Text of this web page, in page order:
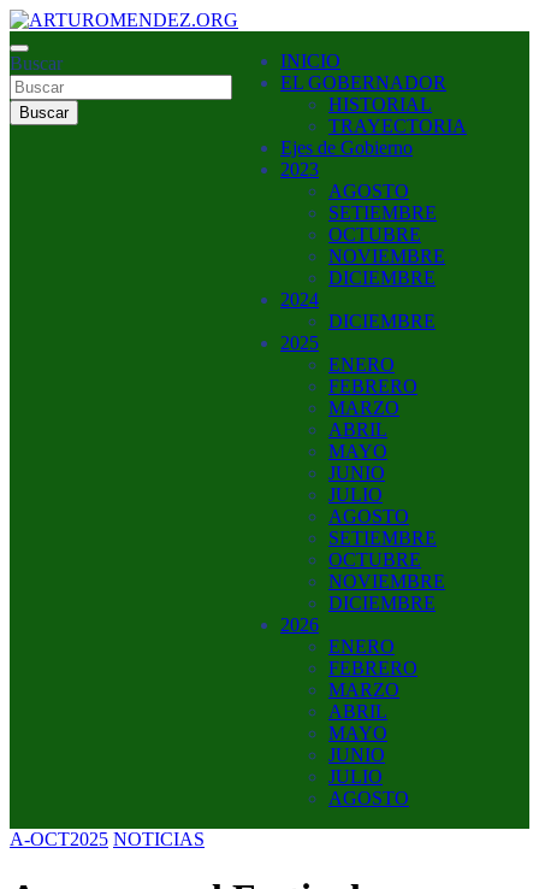
Saltar
al
contenido
ARTUROMENDEZ.ORG
ARTURO MENDEZ GOBERNADOR 2023
Buscar
Buscar
INICIO
EL GOBERNADOR
HISTORIAL
TRAYECTORIA
Ejes de Gobierno
2023
AGOSTO
SETIEMBRE
OCTUBRE
NOVIEMBRE
DICIEMBRE
2024
DICIEMBRE
2025
ENERO
FEBRERO
MARZO
ABRIL
MAYO
JUNIO
JULIO
AGOSTO
SETIEMBRE
OCTUBRE
NOVIEMBRE
DICIEMBRE
2026
ENERO
FEBRERO
MARZO
ABRIL
MAYO
JUNIO
JULIO
AGOSTO
A-OCT2025 NOTICIAS